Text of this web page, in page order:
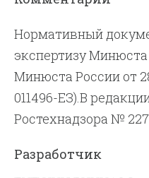
Нормативный
экспертизу
Минюста России от
011496-ЕЗ).В
Ростехнадзора № 227
Разработчик